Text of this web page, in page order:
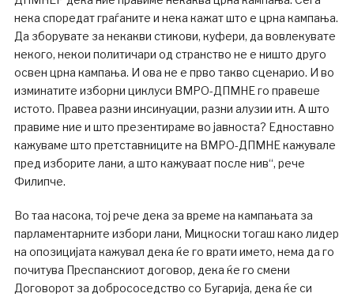
нека споредат граѓаните и нека кажат што е црна кампања.
Да зборувате за некакви стикови, куфери, да вовлекувате
некого, некои политичари од странство не е ништо друго
освен црна кампања. И ова не е прво такво сценарио. И во
изминатите изборни циклуси ВМРО-ДПМНЕ го правеше
истото. Правеа разни инсинуации, разни алузии итн. А што
правиме ние и што презентираме во јавноста? Едноставно
кажуваме што претставниците на ВМРО-ДПМНЕ кажувале
пред изборите лани, а што кажуваат после нив“, рече
Филипче.
Во таа насока, тој рече дека за време на кампањата за
парламентарните избори лани, Мицкоски тогаш како лидер
на опозицијата кажувал дека ќе го врати името, нема да го
почитува Преспанскиот договор, дека ќе го смени
Договорот за добрососедство со Бугарија, дека ќе си